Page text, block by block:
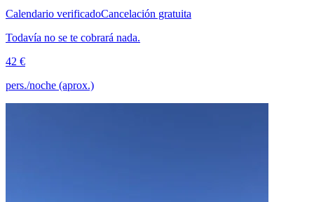
Calendario verificadoCancelación gratuita
Todavía no se te cobrará nada.
42 €
pers./noche (aprox.)